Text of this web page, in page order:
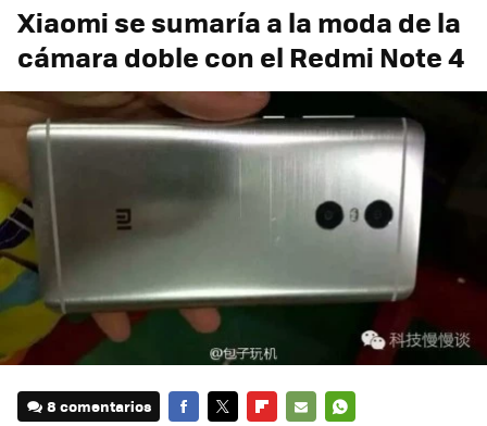
Xiaomi se sumaría a la moda de la
cámara doble con el Redmi Note 4
8 comentarios